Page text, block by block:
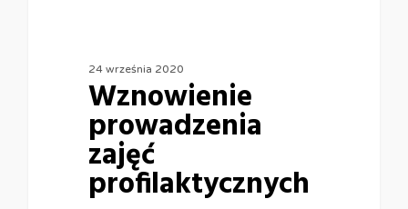
24 września 2020
Wznowienie
prowadzenia
zajęć
profilaktycznych